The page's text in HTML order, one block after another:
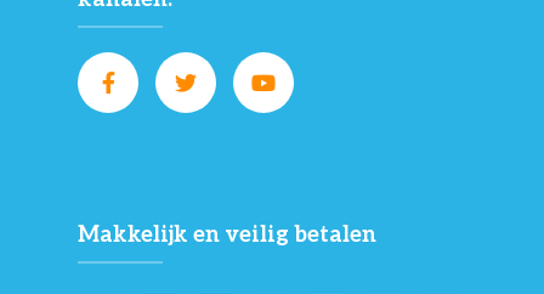
Makkelijk en veilig betalen